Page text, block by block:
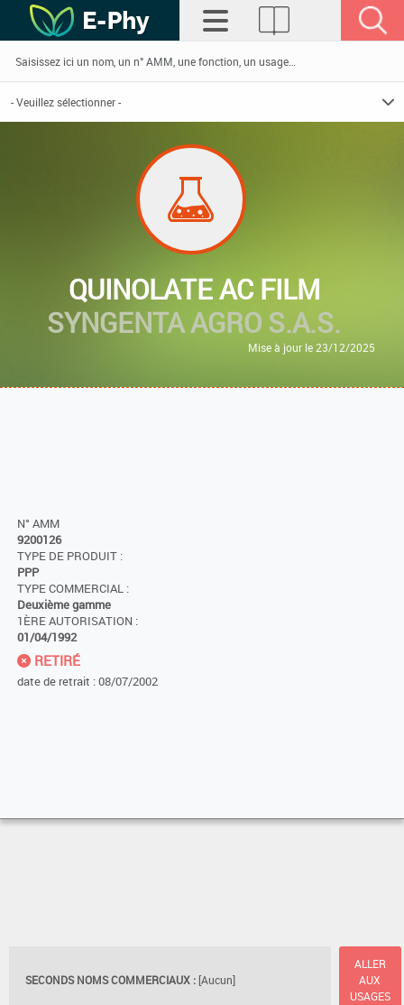
QUINOLATE AC FILM
SYNGENTA AGRO S.A.S.
Mise à jour le 23/12/2025
N° AMM
9200126
TYPE DE PRODUIT :
PPP
TYPE COMMERCIAL :
Deuxième gamme
1ÈRE AUTORISATION :
01/04/1992
RETIRÉ
date de retrait : 08/07/2002
SECONDS NOMS COMMERCIAUX : [Aucun]
ALLER
AUX
USAGES